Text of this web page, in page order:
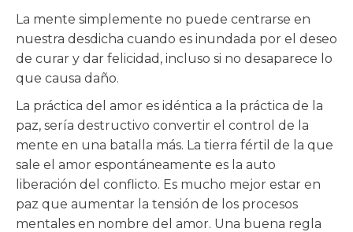
La mente simplemente no puede centrarse en
nuestra desdicha cuando es inundada por el deseo
de curar y dar felicidad, incluso si no desaparece lo
que causa daño.
La práctica del amor es idéntica a la práctica de la
paz, sería destructivo convertir el control de la
mente en una batalla más. La tierra fértil de la que
sale el amor espontáneamente es la auto
liberación del conflicto. Es mucho mejor estar en
paz que aumentar la tensión de los procesos
mentales en nombre del amor. Una buena regla